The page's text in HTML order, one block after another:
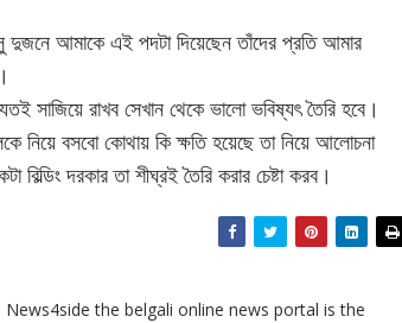
দুজনে আমাকে এই পদটা দিয়েছেন তাঁদের প্রতি আমার
সাজিয়ে রাখব সেখান থেকে ভালো ভবিষ্যৎ তৈরি হবে।
নিয়ে বসবো কোথায় কি ক্ষতি হয়েছে তা নিয়ে আলোচনা
দরকার তা শীঘ্রই তৈরি করার চেষ্টা করব।
the belgali online news portal is the